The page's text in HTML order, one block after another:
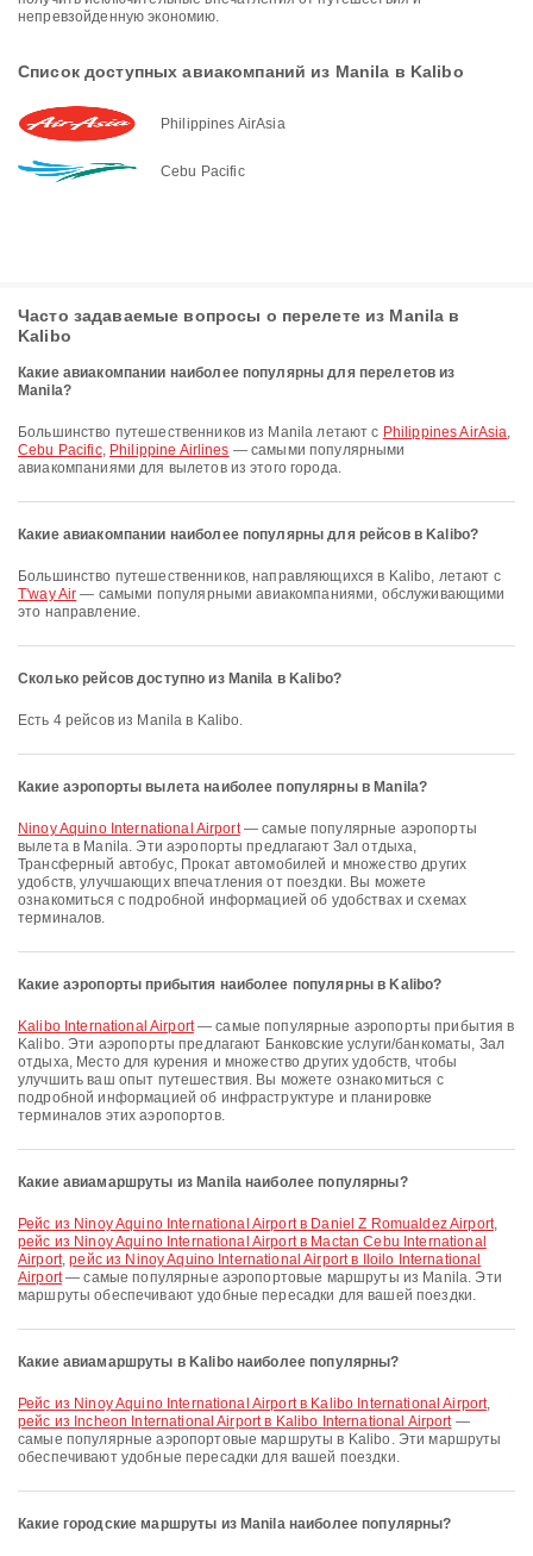
непревзойденную экономию.
Список доступных авиакомпаний из Manila в Kalibo
Philippines AirAsia
Cebu Pacific
Часто задаваемые вопросы о перелете из Manila в
Kalibo
Какие авиакомпании наиболее популярны для перелетов из
Manila?
Большинство путешественников из Manila летают с Philippines AirAsia,
Cebu Pacific, Philippine Airlines — самыми популярными
авиакомпаниями для вылетов из этого города.
Какие авиакомпании наиболее популярны для рейсов в Kalibo?
Большинство путешественников, направляющихся в Kalibo, летают с
T'way Air — самыми популярными авиакомпаниями, обслуживающими
это направление.
Сколько рейсов доступно из Manila в Kalibo?
Есть 4 рейсов из Manila в Kalibo.
Какие аэропорты вылета наиболее популярны в Manila?
Ninoy Aquino International Airport— самые популярные аэропорты
вылета в Manila. Эти аэропорты предлагают Зал отдыха,
Трансферный автобус, Прокат автомобилей и множество других
удобств, улучшающих впечатления от поездки. Вы можете
ознакомиться с подробной информацией об удобствах и схемах
терминалов.
Какие аэропорты прибытия наиболее популярны в Kalibo?
Kalibo International Airport— самые популярные аэропорты прибытия в
Kalibo. Эти аэропорты предлагают Банковские услуги/банкоматы, Зал
отдыха, Место для курения и множество других удобств, чтобы
улучшить ваш опыт путешествия. Вы можете ознакомиться с
подробной информацией об инфраструктуре и планировке
терминалов этих аэропортов.
Какие авиамаршруты из Manila наиболее популярны?
рейс из Ninoy Aquino International Airport в Daniel Z Romualdez Airport,
рейс из Ninoy Aquino International Airport в Mactan Cebu International
Airport,рейс из Ninoy Aquino International Airport в Iloilo International
Airport— самые популярные аэропортовые маршруты из Manila. Эти
маршруты обеспечивают удобные пересадки для вашей поездки.
Какие авиамаршруты в Kalibo наиболее популярны?
рейс из Ninoy Aquino International Airport в Kalibo International Airport,
рейс из Incheon International Airport в Kalibo International Airport—
самые популярные аэропортовые маршруты в Kalibo. Эти маршруты
обеспечивают удобные пересадки для вашей поездки.
Какие городские маршруты из Manila наиболее популярны?